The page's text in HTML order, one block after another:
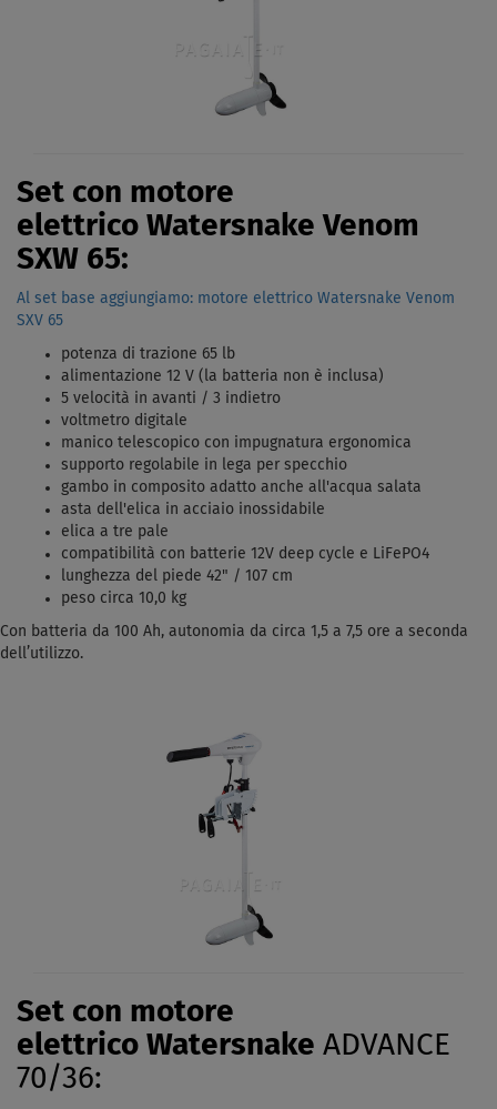
Set con motore
elettrico Watersnake Venom
SXW 65:
Al set base aggiungiamo: motore elettrico Watersnake Venom
SXV 65
potenza di trazione 65 lb
alimentazione 12 V (la batteria non è inclusa)
5 velocità in avanti / 3 indietro
voltmetro digitale
manico telescopico con impugnatura ergonomica
supporto regolabile in lega per specchio
gambo in composito adatto anche all'acqua salata
asta dell'elica in acciaio inossidabile
elica a tre pale
compatibilità con batterie 12V deep cycle e LiFePO4
lunghezza del piede 42" / 107 cm
peso circa 10,0 kg
Con batteria da 100 Ah, autonomia da circa 1,5 a 7,5 ore a seconda
dell’utilizzo.
Set con motore
elettrico Watersnake ADVANCE
70/36: